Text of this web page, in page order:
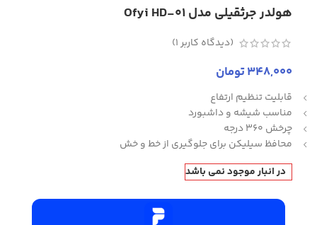
هولدر جرثقیلی مدل Ofyi HD-01
(دیدگاه کاربر1
)
348,000تومان
قابلیت تنظیم ارتفاع
مناسب شیشه و داشبورد
چرخش 360 درجه
محافظ سیلیکن برای جلوگیری از خط و خش
در انبار موجود نمی باشد